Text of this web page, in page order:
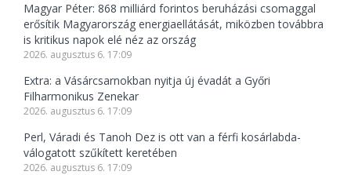
Magyar Péter: 868 milliárd forintos beruházási csomaggal
erősítik Magyarország energiaellátását, miközben továbbra
is kritikus napok elé néz az ország
2026. augusztus 6. 17:09
Extra: a Vásárcsarnokban nyitja új évadát a Győri
Filharmonikus Zenekar
2026. augusztus 6. 17:09
Perl, Váradi és Tanoh Dez is ott van a férfi kosárlabda-
válogatott szűkített keretében
2026. augusztus 6. 17:09